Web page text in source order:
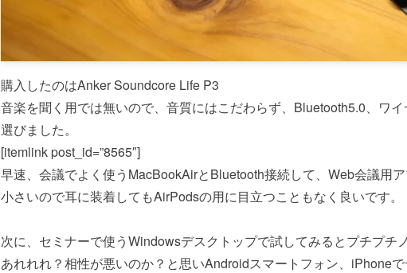
購入したのはAnker Soundcore Life P3
音楽を聞く用では無いので、音質にはこだわらず、Bluetooth5.0、ワ
選びました。
[itemlink post_id=”8565″]
早速、会議でよく使うMacBookAirとBluetooth接続して、Web会議用
小さいので耳に装着してもAirPodsの用に目立つこともなく良いです。
次に、セミナーで使うWindowsデスクトップで試してみるとプチプチ
あれれれ？相性が悪いのか？と思いAndroidスマートフォン、iPhoneで